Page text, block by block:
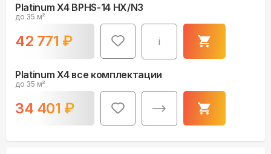
Platinum X4 BPHS-14 HX/N3
до 35 м²
42 771 ₽ i
Platinum X4 все комплектации
до 35 м²
34 401 ₽